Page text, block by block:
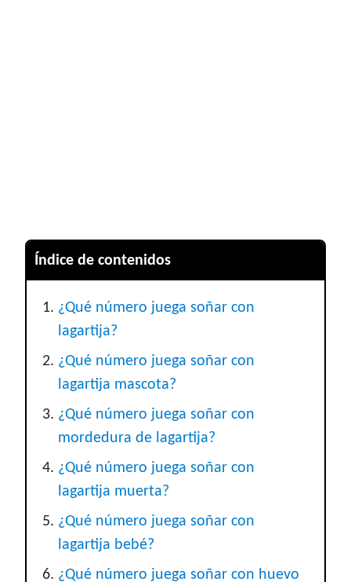
Índice de contenidos
¿Qué número juega soñar con
lagartija?
¿Qué número juega soñar con
lagartija mascota?
¿Qué número juega soñar con
mordedura de lagartija?
¿Qué número juega soñar con
lagartija muerta?
¿Qué número juega soñar con
lagartija bebé?
¿Qué número juega soñar con huevo